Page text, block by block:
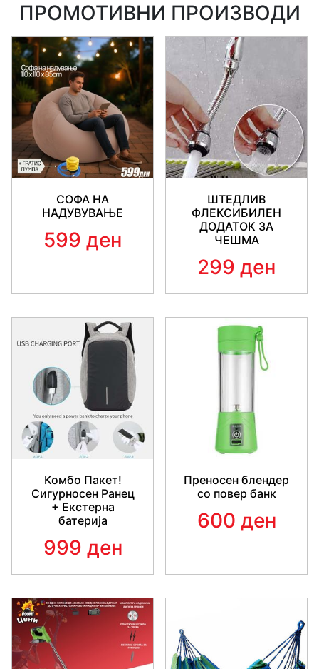
Тип на коннектор: E27
Светлосна боја: RGB
Работен напон: 220V
Моќност: 5W
Димензии: 195 * 80 * 80мм
Тежина: 188g
ПРОМОТИВНИ ПРОИЗВОДИ
СОФА НА
НАДУВУВАЊЕ
599 ден
ШТЕДЛИВ
ФЛЕКСИБИЛЕН
ДОДАТОК ЗА
ЧЕШМА
299 ден
Комбо Пакет!
Сигурносен Ранец
+ Екстерна
батерија
999 ден
Преносен блендер
со повер банк
600 ден